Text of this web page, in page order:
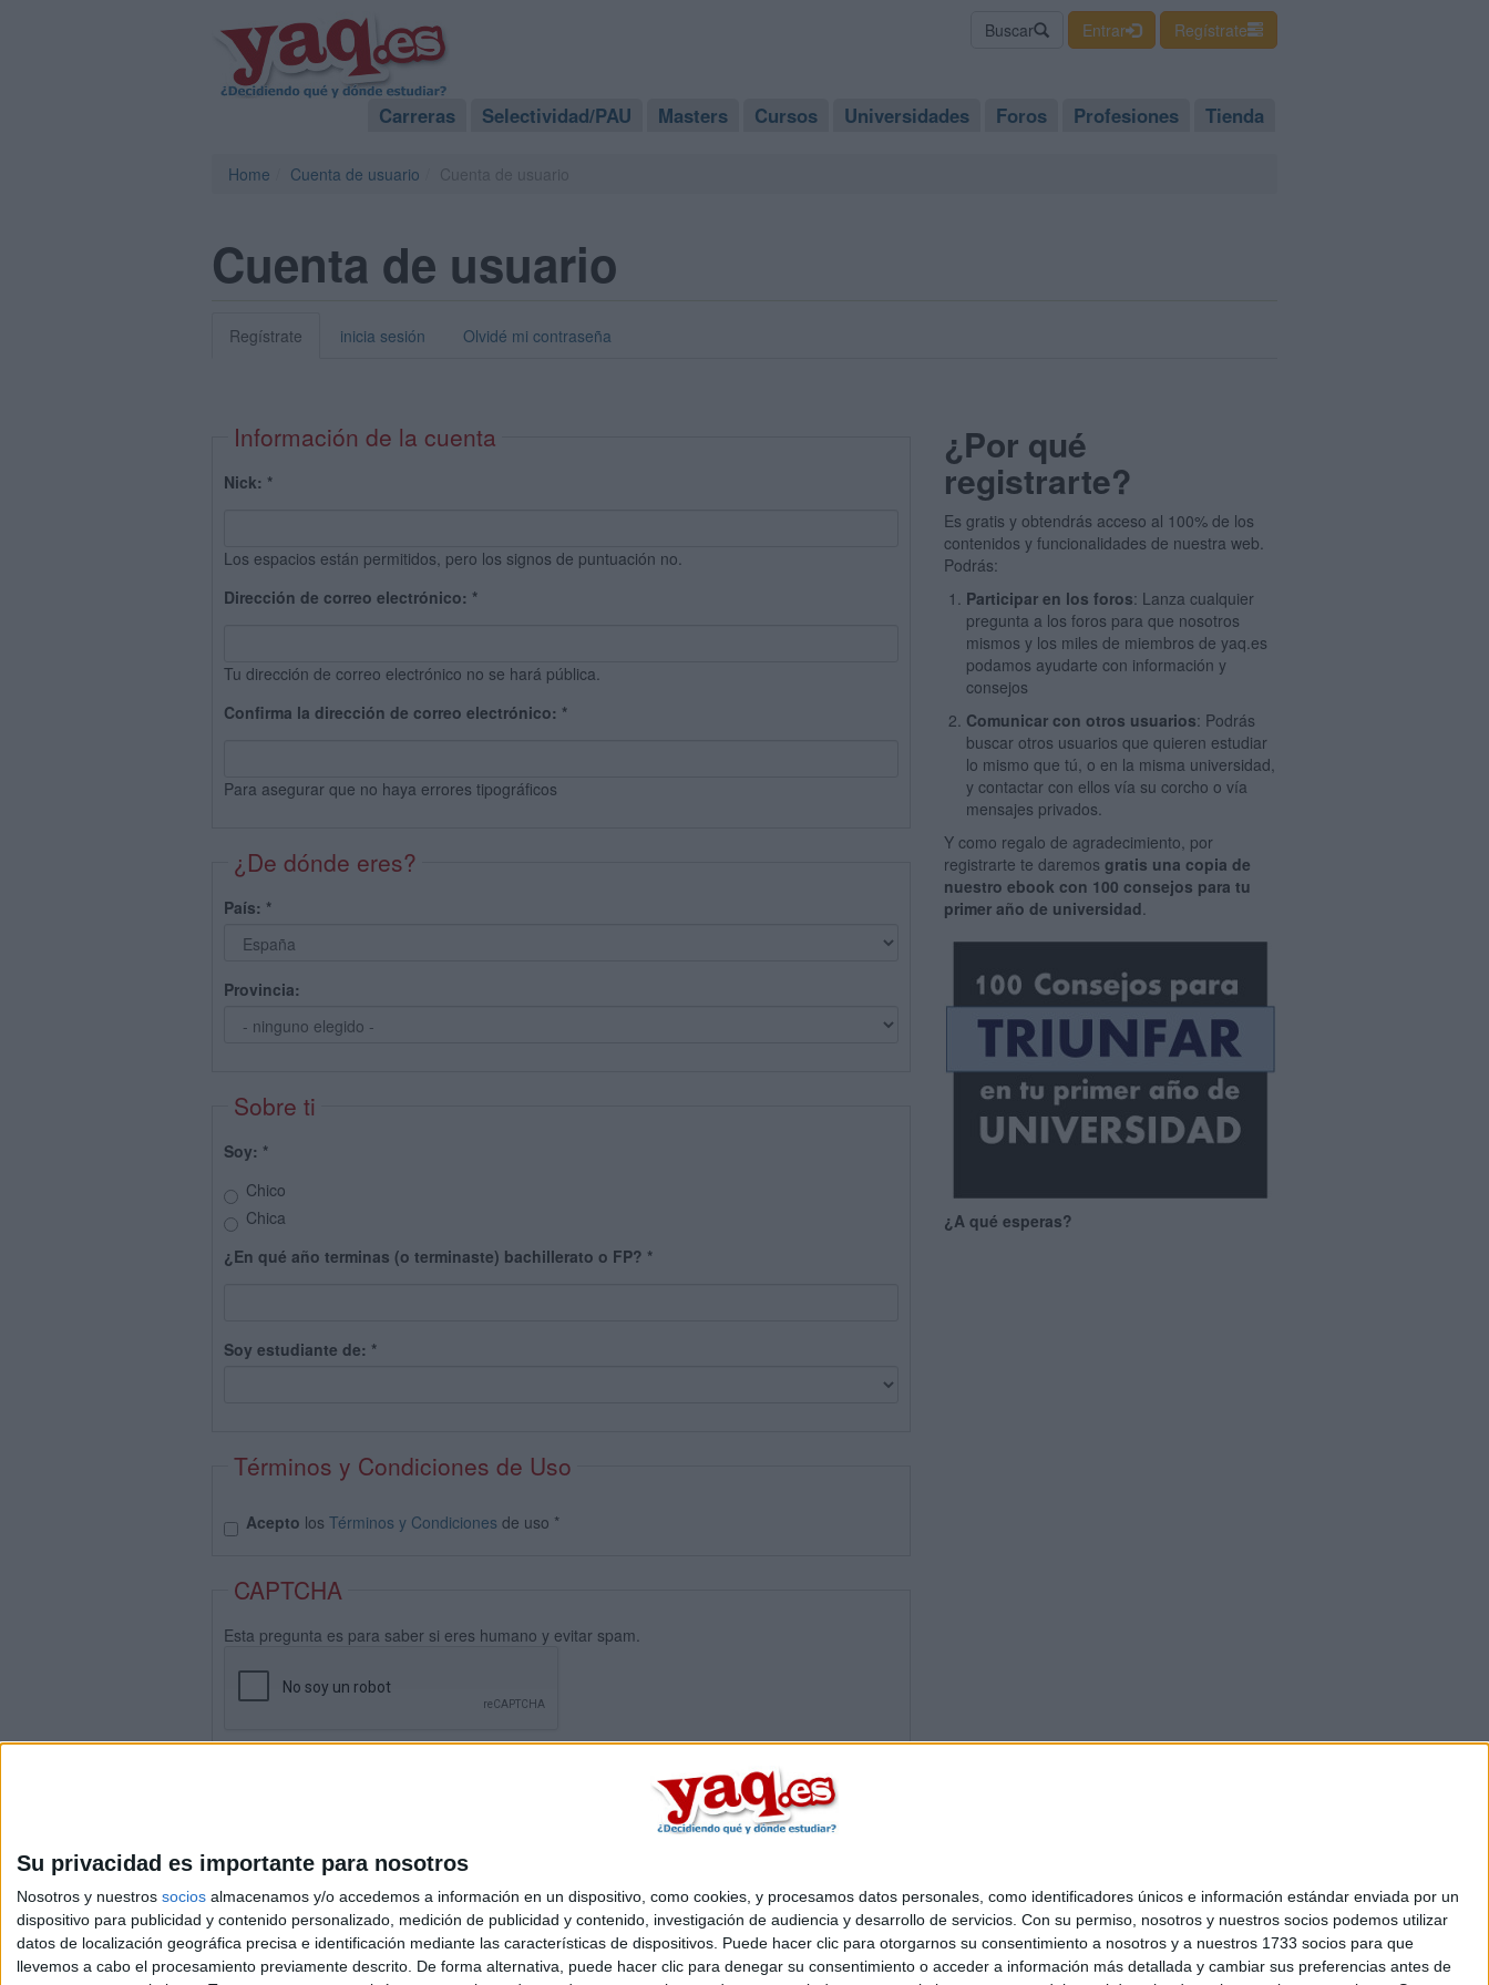
Su privacidad es importante para nosotros
Nosotros y nuestros socios almacenamos y/o accedemos a información en un dispositivo, como cookies, y procesamos datos personales, como identificadores únicos e información estándar enviada por un
dispositivo para publicidad y contenido personalizado, medición de publicidad y contenido, investigación de audiencia y desarrollo de servicios. Con su permiso, nosotros y nuestros socios podemos utilizar
datos de localización geográfica precisa e identificación mediante las características de dispositivos. Puede hacer clic para otorgarnos su consentimiento a nosotros y a nuestros 1733 socios para que
llevemos a cabo el procesamiento previamente descrito. De forma alternativa, puede hacer clic para denegar su consentimiento o acceder a información más detallada y cambiar sus preferencias antes de
Buscar Entrar Regístrate
Carreras Selectividad/PAU Masters Cursos Universidades Foros Profesiones Tienda
Home Cuenta de usuario
Cuenta de usuario
Regístrate inicia sesión Olvidé mi contraseña
Información de la cuenta
Nick: *
Los espacios están permitidos, pero los signos de puntuación no.
Dirección de correo electrónico: *
Tu dirección de correo electrónico no se hará pública.
Confirma la dirección de correo electrónico: *
Para asegurar que no haya errores tipográficos
¿De dónde eres?
País: *
Provincia:
Sobre ti
Soy: *
Chico
Chica
¿En qué año terminas (o terminaste) bachillerato o FP? *
Soy estudiante de: *
Términos y Condiciones de Uso
Acepto los Términos y Condiciones de uso *
CAPTCHA
Esta pregunta es para saber si eres humano y evitar spam.
¿Por qué
registrarte?
Es gratis y obtendrás acceso al 100% de los
contenidos y funcionalidades de nuestra web.
Podrás:
Participar en los foros: Lanza cualquier
pregunta a los foros para que nosotros
mismos y los miles de miembros de yaq.es
podamos ayudarte con información y
consejos
Comunicar con otros usuarios: Podrás
buscar otros usuarios que quieren estudiar
lo mismo que tú, o en la misma universidad,
y contactar con ellos vía su corcho o vía
mensajes privados.
Y como regalo de agradecimiento, por
registrarte te daremosgratis una copia de
nuestro ebook con 100 consejos para tu
primer año de universidad.
¿A qué esperas?
Quiénes somos |Contactar| Anúnciate
Aviso legal|Politica de privacidad|Condiciones generales|Política de cookies